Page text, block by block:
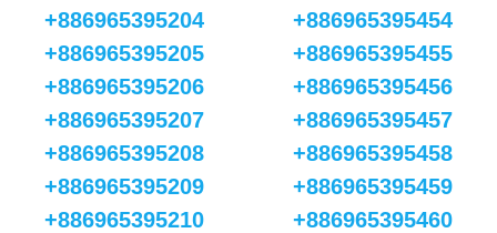
+886965395204
+886965395205
+886965395206
+886965395207
+886965395208
+886965395209
+886965395210
+886965395454
+886965395455
+886965395456
+886965395457
+886965395458
+886965395459
+886965395460